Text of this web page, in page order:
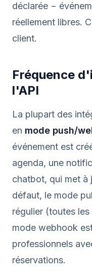
déclarée −
réellement libres.
client.
Fréquence
l'API
La plupart des
en mode push/
événement est
agenda, une
chatbot, qui met à
défaut, le mode
régulier (toutes
mode webhook
professionnels
réservations.